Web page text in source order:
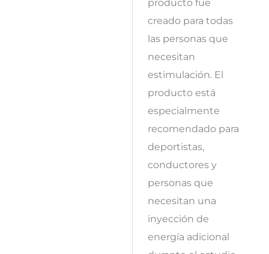
creado para todas
las personas que
necesitan
estimulación. El
producto está
especialmente
recomendado para
deportistas,
conductores y
personas que
necesitan una
inyección de
energía adicional